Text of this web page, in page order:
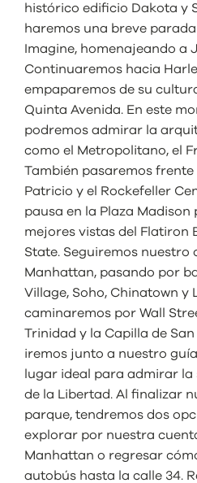
histórico edificio Dakota y
haremos una breve
Imagine, homenajeando a
Continuaremos hacia
empaparemos de su
Quinta Avenida. En este
podremos admirar la
como el Metropolitano, el
También pasaremos frente
Patricio y el Rockefeller
pausa en la Plaza
mejores vistas del Flatiron
State. Seguiremos nuestro
Manhattan, pasando por
Village, Soho, Chinatown y
caminaremos por Wall
Trinidad y la Capilla de
iremos junto a nuestro
lugar ideal para admirar la
de la Libertad. Al finalizar
parque, tendremos dos
explorar por nuestra
Manhattan o regresar
autobús hasta la calle 34.